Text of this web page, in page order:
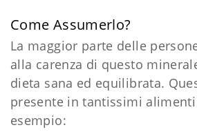
Come Assumerlo?
La maggior parte delle
alla carenza di questo
dieta sana ed equilibrata.
presente in tantissimi
esempio: